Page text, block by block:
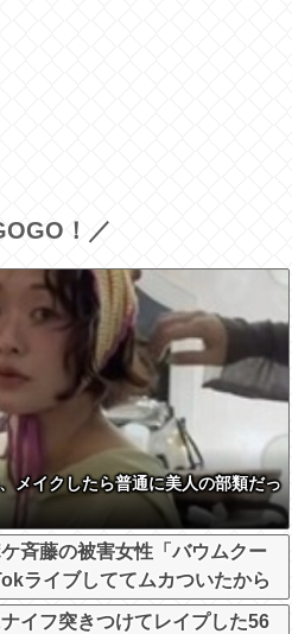
！／
メイクしたら普通に美人の部類だっ
ケ斉藤の被害女性「バウムクー
ライブしててムカついたから
←コレってさ…
ナイフ突きつけてレイプした56